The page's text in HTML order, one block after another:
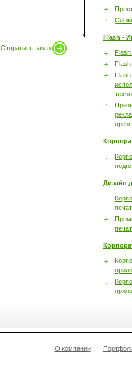
Отправить заказ
Flash -
Flash
Дизайн
О компании|